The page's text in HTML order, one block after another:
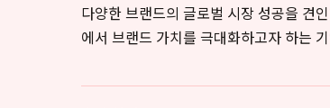
다양한 브랜드의 글로벌 시장 성공을 견
에서 브랜드 가치를 극대화하고자 하는